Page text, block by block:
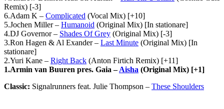
Remix) [-3]
6.Adam K – Complicated (Vocal Mix) [+10]
5.Jochen Miller – Humanoid (Original Mix) [In stationare]
4.DJ Governor – Shades Of Grey (Original Mix) [-3]
3.Ron Hagen & Al Exander – Last Minute (Original Mix) [In
stationare]
2.Yuri Kane – Right Back (Anton Firtich Remix) [+11]
1.Armin van Buuren pres. Gaia –Aisha (Original Mix) [+1]
Classic: Signalrunners feat. Julie Thompson – These Shoulders